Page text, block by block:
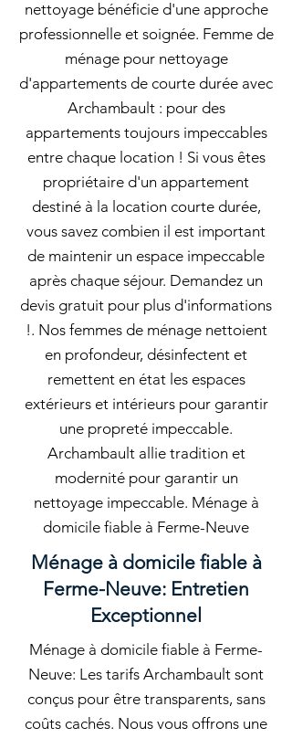
nettoyage bénéficie d'une approche
professionnelle et soignée. Femme de
ménage pour nettoyage
d'appartements de courte durée avec
Archambault : pour des
appartements toujours impeccables
entre chaque location ! Si vous êtes
propriétaire d'un appartement
destiné à la location courte durée,
vous savez combien il est important
de maintenir un espace impeccable
après chaque séjour. Demandez un
devis gratuit pour plus d'informations
!. Nos femmes de ménage nettoient
en profondeur, désinfectent et
remettent en état les espaces
extérieurs et intérieurs pour garantir
une propreté impeccable.
Archambault allie tradition et
modernité pour garantir un
nettoyage impeccable. Ménage à
domicile fiable à Ferme-Neuve
Ménage à domicile fiable à
Ferme-Neuve: Entretien
Exceptionnel
Ménage à domicile fiable à Ferme-
Neuve: Les tarifs Archambault sont
conçus pour être transparents, sans
coûts cachés. Nous vous offrons une